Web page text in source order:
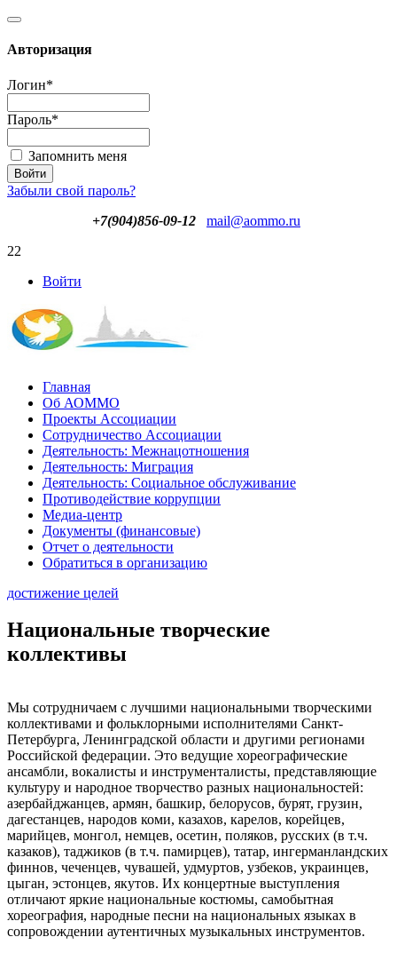
Авторизация
Логин*
Пароль*
Запомнить меня
Забыли свой пароль?
+7(904)856-09-12
mail@aommo.ru
22
Войти
Главная
Об АОММО
Проекты Ассоциации
Сотрудничество Ассоциации
Деятельность: Межнацотношения
Деятельность: Миграция
Деятельность: Социальное обслуживание
Противодействие коррупции
Медиа-центр
Документы (финансовые)
Отчет о деятельности
Обратиться в организацию
достижение целей
Национальные творческие
коллективы
Мы сотрудничаем с лучшими национальными творческими
коллективами и фольклорными исполнителями Санкт-
Петербурга, Ленинградской области и другими регионами
Российской федерации. Это ведущие хореографические
ансамбли, вокалисты и инструменталисты, представляющие
культуру и народное творчество разных национальностей:
азербайджанцев, армян, башкир, белорусов, бурят, грузин,
дагестанцев, народов коми, казахов, карелов, корейцев,
марийцев, монгол, немцев, осетин, поляков, русских (в т.ч.
казаков), таджиков (в т.ч. памирцев), татар, ингерманландских
финнов, чеченцев, чувашей, удмуртов, узбеков, украинцев,
цыган, эстонцев, якутов. Их концертные выступления
отличают яркие национальные костюмы, самобытная
хореография, народные песни на национальных языках в
сопровождении аутентичных музыкальных инструментов.